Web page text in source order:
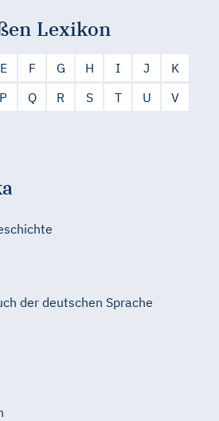
Lexikon
E F G H I J
K
P Q R S T U
V
der deutschen Sprache